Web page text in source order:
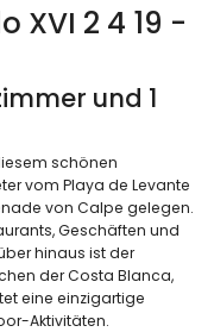
XVI 2 4 19 -
und 1
schönen
vom Playa de Levante
von Calpe gelegen.
Geschäften und
hinaus ist der
der Costa Blanca,
eine einzigartige
Aktivitäten.